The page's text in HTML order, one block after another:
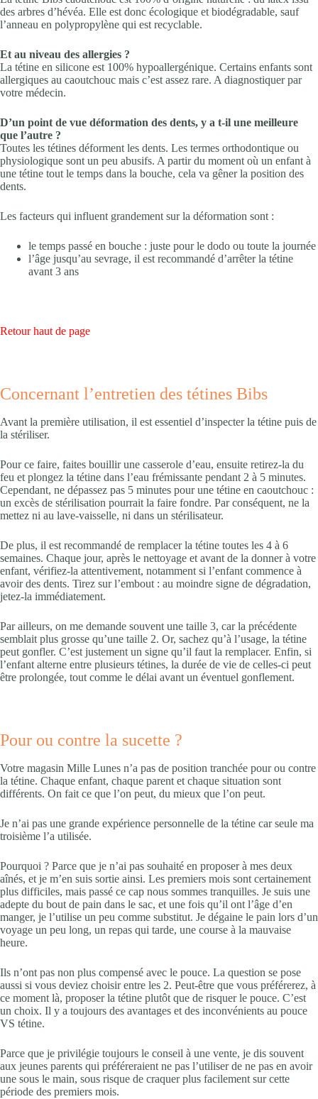
des arbres d’hévéa. Elle est donc écologique et biodégradable, sauf
l’anneau en polypropylène qui est recyclable.
Et au niveau des allergies ?
La tétine en silicone est 100% hypoallergénique. Certains enfants sont
allergiques au caoutchouc mais c’est assez rare. A diagnostiquer par
votre médecin.
D’un point de vue déformation des dents, y a t-il une meilleure
que l’autre ?
Toutes les tétines déforment les dents. Les termes orthodontique ou
physiologique sont un peu abusifs. A partir du moment où un enfant à
une tétine tout le temps dans la bouche, cela va gêner la position des
dents.
Les facteurs qui influent grandement sur la déformation sont :
le temps passé en bouche : juste pour le dodo ou toute la journée
l’âge jusqu’au sevrage, il est recommandé d’arrêter la tétine
avant 3 ans
Retour haut de page
Concernant l’entretien des tétines Bibs
Avant la première utilisation, il est essentiel d’inspecter la tétine puis de
la stériliser.
Pour ce faire, faites bouillir une casserole d’eau, ensuite retirez-la du
feu et plongez la tétine dans l’eau frémissante pendant 2 à 5 minutes.
Cependant, ne dépassez pas 5 minutes pour une tétine en caoutchouc :
un excès de stérilisation pourrait la faire fondre. Par conséquent, ne la
mettez ni au lave-vaisselle, ni dans un stérilisateur.
De plus, il est recommandé de remplacer la tétine toutes les 4 à 6
semaines. Chaque jour, après le nettoyage et avant de la donner à votre
enfant, vérifiez-la attentivement, notamment si l’enfant commence à
avoir des dents. Tirez sur l’embout : au moindre signe de dégradation,
jetez-la immédiatement.
Par ailleurs, on me demande souvent une taille 3, car la précédente
semblait plus grosse qu’une taille 2. Or, sachez qu’à l’usage, la tétine
peut gonfler. C’est justement un signe qu’il faut la remplacer. Enfin, si
l’enfant alterne entre plusieurs tétines, la durée de vie de celles-ci peut
être prolongée, tout comme le délai avant un éventuel gonflement.
Pour ou contre la sucette ?
Votre magasin Mille Lunes n’a pas de position tranchée pour ou contre
la tétine. Chaque enfant, chaque parent et chaque situation sont
différents. On fait ce que l’on peut, du mieux que l’on peut.
Je n’ai pas une grande expérience personnelle de la tétine car seule ma
troisième l’a utilisée.
Pourquoi ? Parce que je n’ai pas souhaité en proposer à mes deux
aînés, et je m’en suis sortie ainsi. Les premiers mois sont certainement
plus difficiles, mais passé ce cap nous sommes tranquilles. Je suis une
adepte du bout de pain dans le sac, et une fois qu’il ont l’âge d’en
manger, je l’utilise un peu comme substitut. Je dégaine le pain lors d’un
voyage un peu long, un repas qui tarde, une course à la mauvaise
heure.
Ils n’ont pas non plus compensé avec le pouce. La question se pose
aussi si vous deviez choisir entre les 2. Peut-être que vous préférerez, à
ce moment là, proposer la tétine plutôt que de risquer le pouce. C’est
un choix. Il y a toujours des avantages et des inconvénients au pouce
VS tétine.
Parce que je privilégie toujours le conseil à une vente, je dis souvent
aux jeunes parents qui préféreraient ne pas l’utiliser de ne pas en avoir
une sous le main, sous risque de craquer plus facilement sur cette
période des premiers mois.